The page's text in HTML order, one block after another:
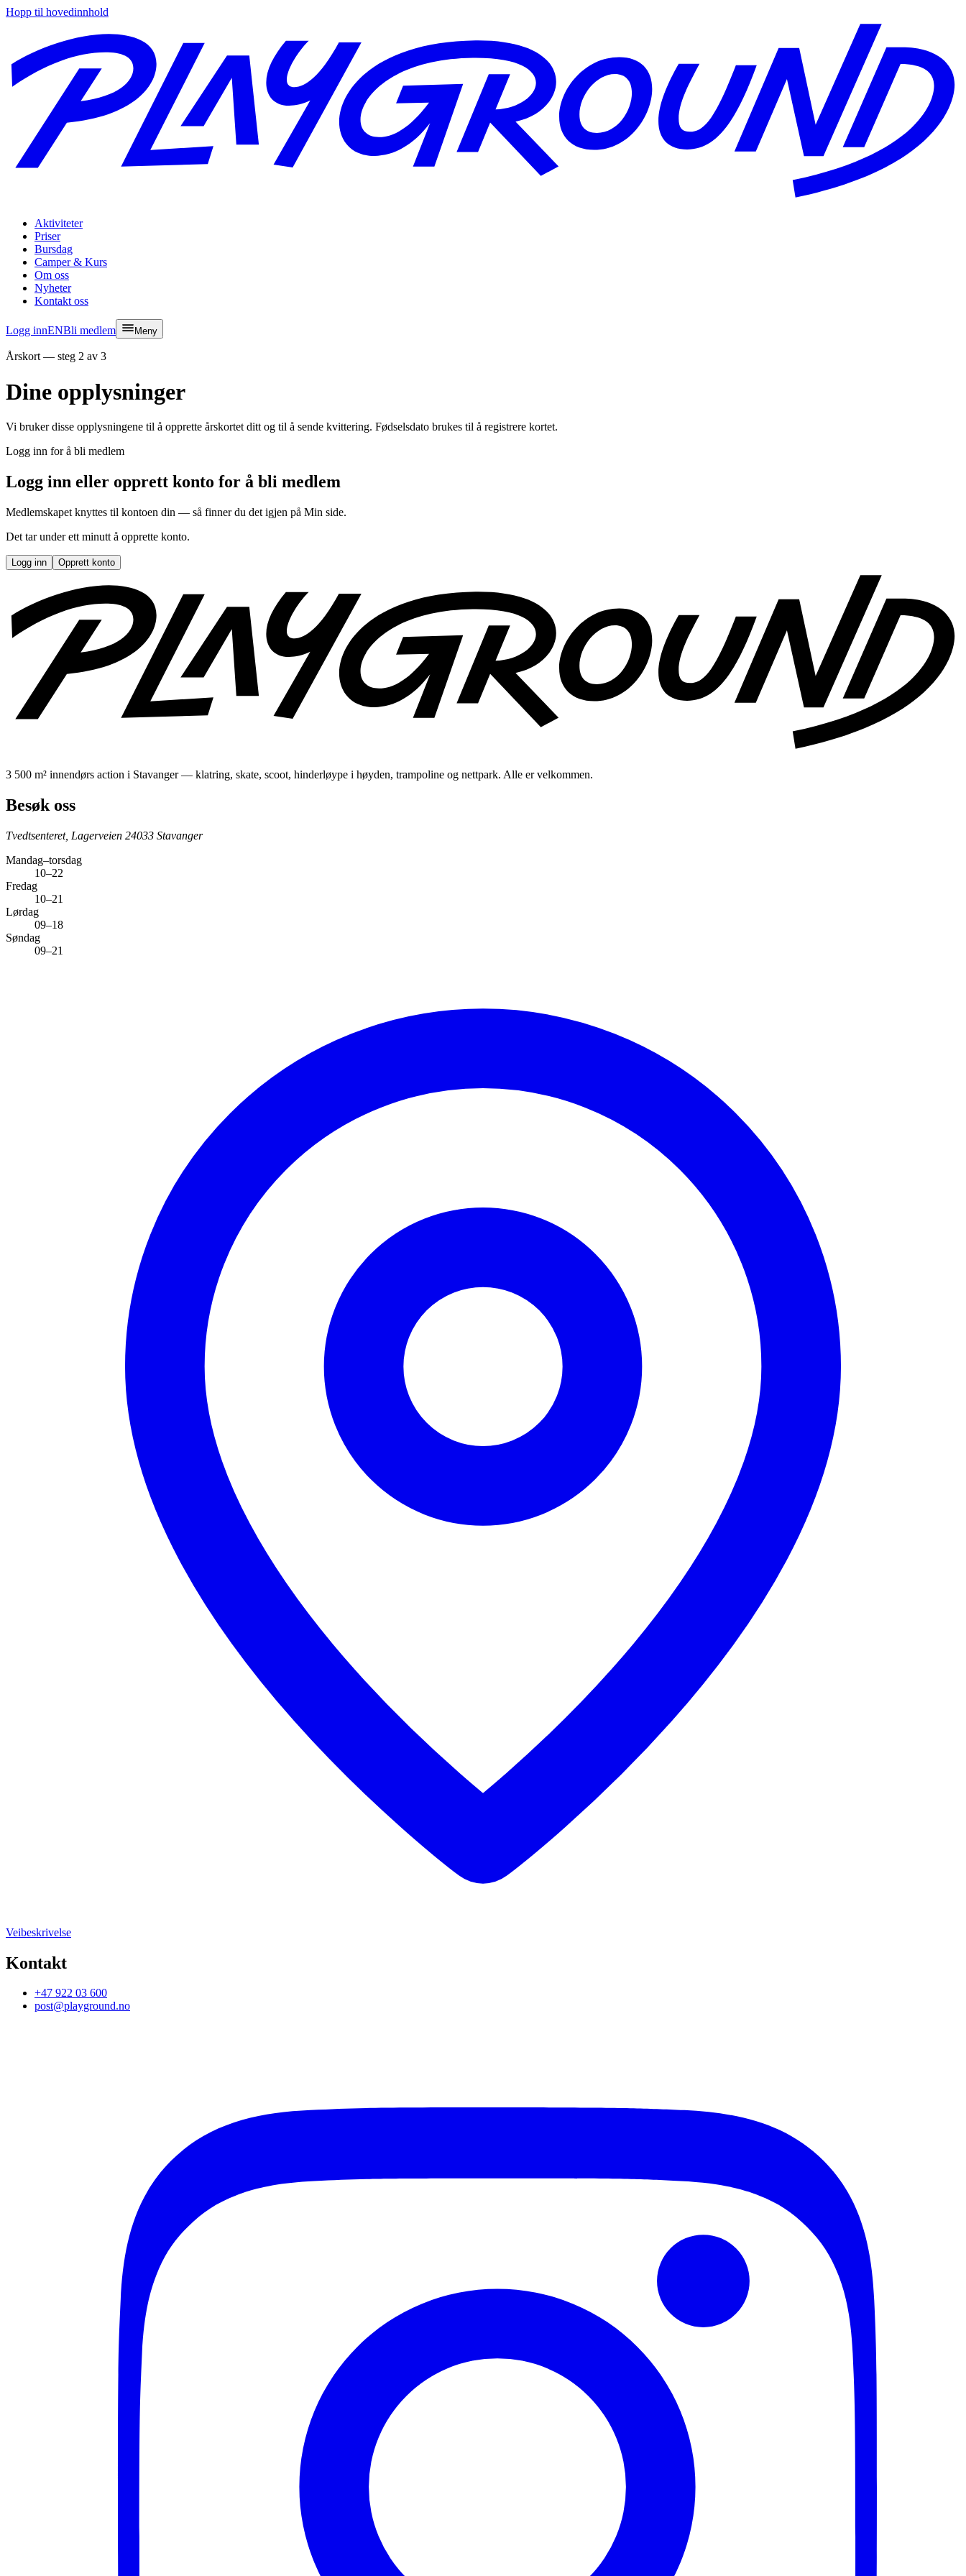
Hopp til hovedinnhold
Aktiviteter
Priser
Bursdag
Camper & Kurs
Om oss
Nyheter
Kontakt oss
Logg innENBli medlem Meny
Årskort — steg 2 av 3
Dine opplysninger
Vi bruker disse opplysningene til å opprette årskortet ditt og til å sende kvittering. Fødselsdato brukes til å registrere kortet.
Logg inn for å bli medlem
Logg inn eller opprett konto for å bli medlem
Medlemskapet knyttes til kontoen din — så finner du det igjen på Min side.
Det tar under ett minutt å opprette konto.
Logg inn Opprett konto
3 500 m² innendørs action i Stavanger — klatring, skate, scoot, hinderløype i høyden, trampoline og nettpark. Alle er velkommen.
Besøk oss
Tvedtsenteret, Lagerveien 24033 Stavanger
Mandag–torsdag
10–22
Fredag
10–21
Lørdag
09–18
Søndag
09–21
Veibeskrivelse
Kontakt
+47 922 03 600
post@playground.no